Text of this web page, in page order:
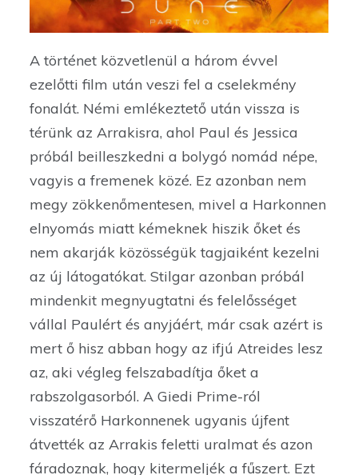
A történet közvetlenül a három évvel
ezelőtti film után veszi fel a cselekmény
fonalát. Némi emlékeztető után vissza is
térünk az Arrakisra, ahol Paul és Jessica
próbál beilleszkedni a bolygó nomád népe,
vagyis a fremenek közé. Ez azonban nem
megy zökkenőmentesen, mivel a Harkonnen
elnyomás miatt kémeknek hiszik őket és
nem akarják közösségük tagjaiként kezelni
az új látogatókat. Stilgar azonban próbál
mindenkit megnyugtatni és felelősséget
vállal Paulért és anyjáért, már csak azért is
mert ő hisz abban hogy az ifjú Atreides lesz
az, aki végleg felszabadítja őket a
rabszolgasorból. A Giedi Prime-ról
visszatérő Harkonnenek ugyanis újfent
átvették az Arrakis feletti uralmat és azon
fáradoznak, hogy kitermeljék a fűszert. Ezt